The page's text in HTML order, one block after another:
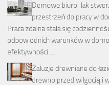
Domowe biuro: Jak
przestrzeń do pracy w
Praca zdalna stała się
odpowiednich warunków w
efektywności …
Żaluzje drewniane do
drewno przed wilgocią i